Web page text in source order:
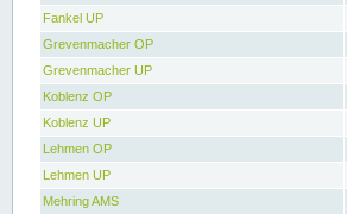
Fankel UP
Grevenmacher OP
Grevenmacher UP
Koblenz OP
Koblenz UP
Lehmen OP
Lehmen UP
Mehring AMS